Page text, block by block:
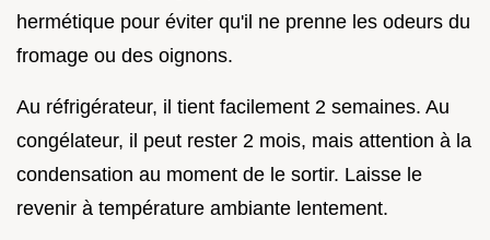
hermétique pour éviter qu'il ne prenne les odeurs du
fromage ou des oignons.
Au réfrigérateur, il tient facilement 2 semaines. Au
congélateur, il peut rester 2 mois, mais attention à la
condensation au moment de le sortir. Laisse le
revenir à température ambiante lentement.